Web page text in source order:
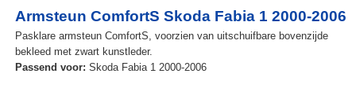
Armsteun ComfortS Skoda Fabia 1 2000-2006
Pasklare armsteun ComfortS, voorzien van uitschuifbare bovenzijde
bekleed met zwart kunstleder.
Passend voor: Skoda Fabia 1 2000-2006